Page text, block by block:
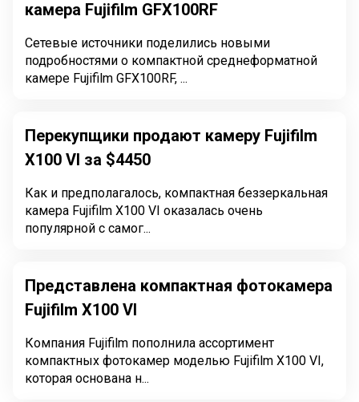
камера Fujifilm GFX100RF
Сетевые источники поделились новыми
подробностями о компактной среднеформатной
камере Fujifilm GFX100RF, ...
Перекупщики продают камеру Fujifilm
X100 VI за $4450
Как и предполагалось, компактная беззеркальная
камера Fujifilm X100 VI оказалась очень
популярной с самог...
Представлена компактная фотокамера
Fujifilm X100 VI
Компания Fujifilm пополнила ассортимент
компактных фотокамер моделью Fujifilm X100 VI,
которая основана н...